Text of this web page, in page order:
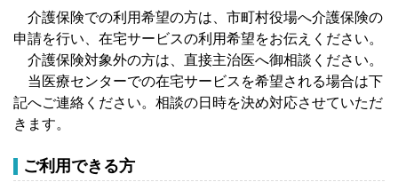
介護保険での利用希望の方は、市町村役場へ介護保険の
申請を行い、在宅サービスの利用希望をお伝えください。
介護保険対象外の方は、直接主治医へ御相談ください。
当医療センターでの在宅サービスを希望される場合は下
記へご連絡ください。相談の日時を決め対応させていただ
きます。
ご利用できる方